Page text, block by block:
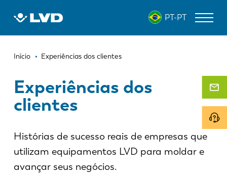
para
principal
PT-PT
Navegação
Início Experiências dos clientes
Experiências dos
clientes
Histórias de sucesso reais de empresas que
utilizam equipamentos LVD para moldar e
avançar seus negócios.
MÁQUINAS DE CORTE A LASER
PANELADORAS
GUILHOTINAS